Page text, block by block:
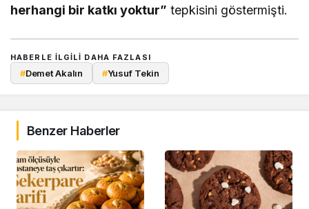
herhangi bir katkı yoktur” tepkisini göstermişti.
HABERLE ILGILI DAHA FAZLASI
#Demet Akalın #Yusuf Tekin
Benzer Haberler